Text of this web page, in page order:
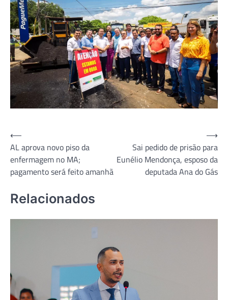
Navegação
de
Post
⟵
AL aprova novo piso da
enfermagem no MA;
pagamento será feito amanhã
Sai pedido de prisão para
Eunélio Mendonça, esposo da
deputada Ana do Gás
⟶
Relacionados